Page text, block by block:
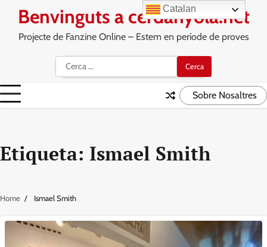
content
Benvinguts a cerdanyola.net
Projecte de Fanzine Online – Estem en període de proves
Cerca:
Sobre Nosaltres
Etiqueta: Ismael Smith
Home Ismael Smith
Catalan